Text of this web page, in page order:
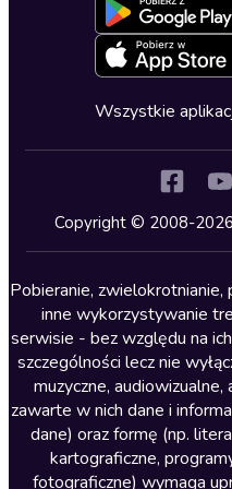
Kryminały
Lektury szkolne
Literatura anglojęzyczna
Literatura faktu
Literatura obyczajowa
Literatura piękna obca
Literatura piękna polska
Nagrania relaksacyjne
Deklaracja
Oferta dla firm i
Blog
Zapowiedzi
Cykle
Wszystkie
Copyright © 2008-
Pobieranie,
inne wykorzystywanie
serwisie - bez względu na
szczególności lecz nie
muzyczne,
zawarte w nich dane i
dane) oraz formę (np.
kartograficzne,
fotograficzne) wymaga